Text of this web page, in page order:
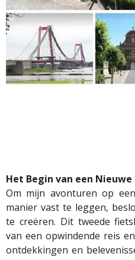
Het Begin van een
Om mijn avonturen op
manier vast te leggen,
te creëren. Dit tweede
van een opwindende reis
ontdekkingen en